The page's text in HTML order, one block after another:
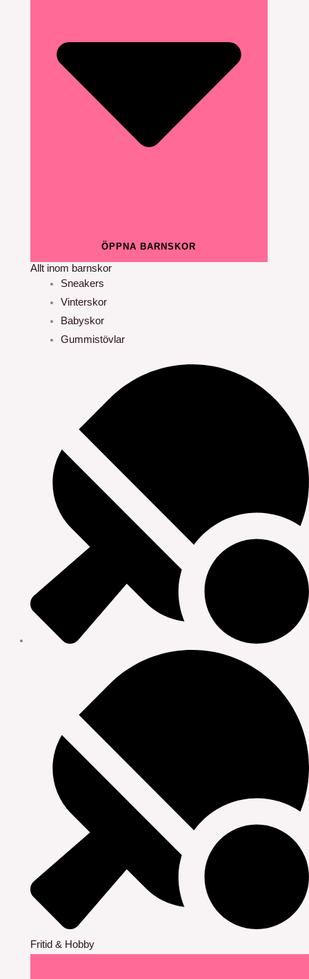
ÖPPNA BARNSKOR
Allt inom barnskor
Sneakers
Vinterskor
Babyskor
Gummistövlar
Fritid & Hobby